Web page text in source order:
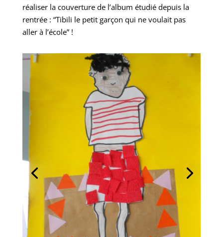
réaliser la couverture de l’album étudié depuis la
rentrée : “Tibili le petit garçon qui ne voulait pas
aller à l’école” !